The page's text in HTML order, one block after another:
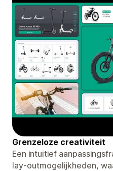
Grenzeloze creativiteit
Een intuïtief
lay-outmogelijkheden,